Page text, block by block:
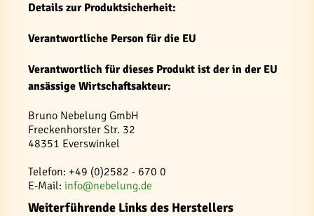
Details zur Produktsicherheit:
Verantwortliche Person für die EU
Verantwortlich für dieses Produkt ist der in der EU
ansässige Wirtschaftsakteur:
Bruno Nebelung GmbH
Freckenhorster Str. 32
48351 Everswinkel
Telefon: +49 (0)2582 - 670 0
E-Mail: info@nebelung.de
Weiterführende Links des Herstellers